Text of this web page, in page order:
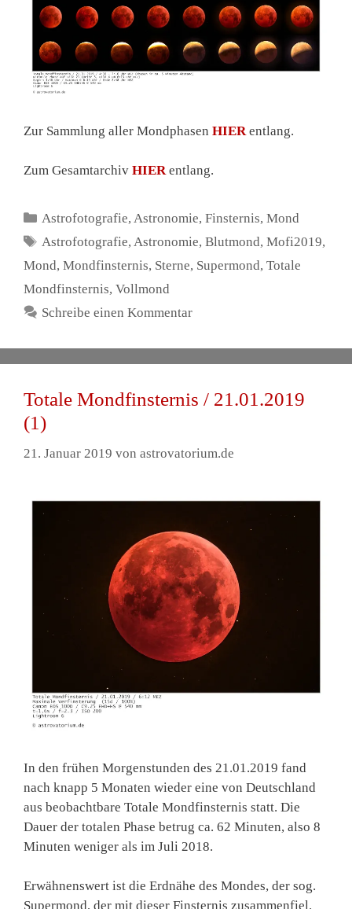
Zur Sammlung aller Mondphasen HIER entlang.
Zum Gesamtarchiv HIERentlang.
Kategorien
Astrofotografie,Astronomie,Finsternis,Mond
Schlagwörter
Astrofotografie,Astronomie,Blutmond,Mofi2019,
Mond, Mondfinsternis, Sterne, Supermond, Totale
Mondfinsternis, Vollmond
Schreibe einen Kommentar
Totale Mondfinsternis / 21.01.2019
(1)
21. Januar 2019 von astrovatorium.de
In den frühen Morgenstunden des 21.01.2019 fand
nach knapp 5 Monaten wieder eine von Deutschland
aus beobachtbare Totale Mondfinsternis statt. Die
Dauer der totalen Phase betrug ca. 62 Minuten, also 8
Minuten weniger als im Juli 2018.
Erwähnenswert ist die Erdnähe des Mondes, der sog.
Supermond, der mit dieser Finsternis zusammenfiel.